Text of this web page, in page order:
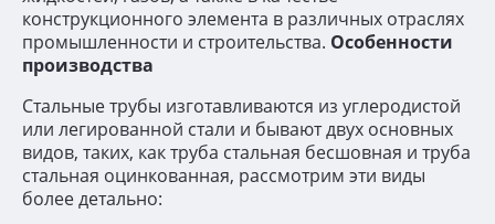
конструкционного элемента в различных отраслях
промышленности и строительства. Особенности
производства
Стальные трубы изготавливаются из углеродистой
или легированной стали и бывают двух основных
видов, таких, как труба стальная бесшовная и труба
стальная оцинкованная, рассмотрим эти виды
более детально: